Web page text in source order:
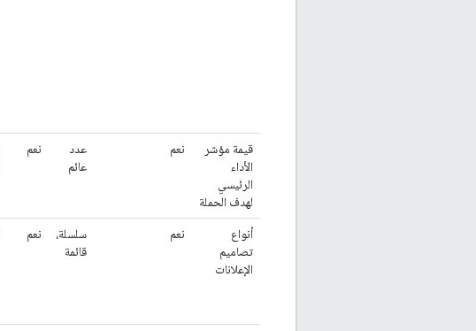
قيمة مؤشر
الأداء
الرئيسي
لهدف الحملة
نعم
عدد
عائم
نعم
أنواع
تصاميم
الإعلانات
نعم
سلسلة،
قائمة
نعم